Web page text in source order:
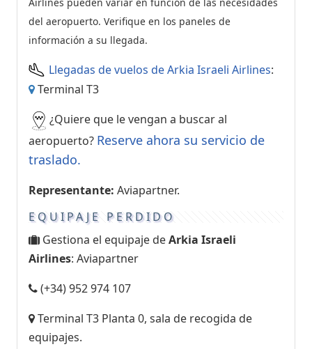
Airlines pueden variar en función de las necesidades
del aeropuerto. Verifique en los paneles de
información a su llegada.
Llegadas de vuelos de Arkia Israeli Airlines:
Terminal T3
¿Quiere que le vengan a buscar al
aeropuerto? Reserve ahora su servicio de
traslado.
Representante: Aviapartner.
EQUIPAJE PERDIDO
Gestiona el equipaje deArkia Israeli
Airlines: Aviapartner
(+34) 952 974 107
Terminal T3 Planta 0, sala de recogida de
equipajes.